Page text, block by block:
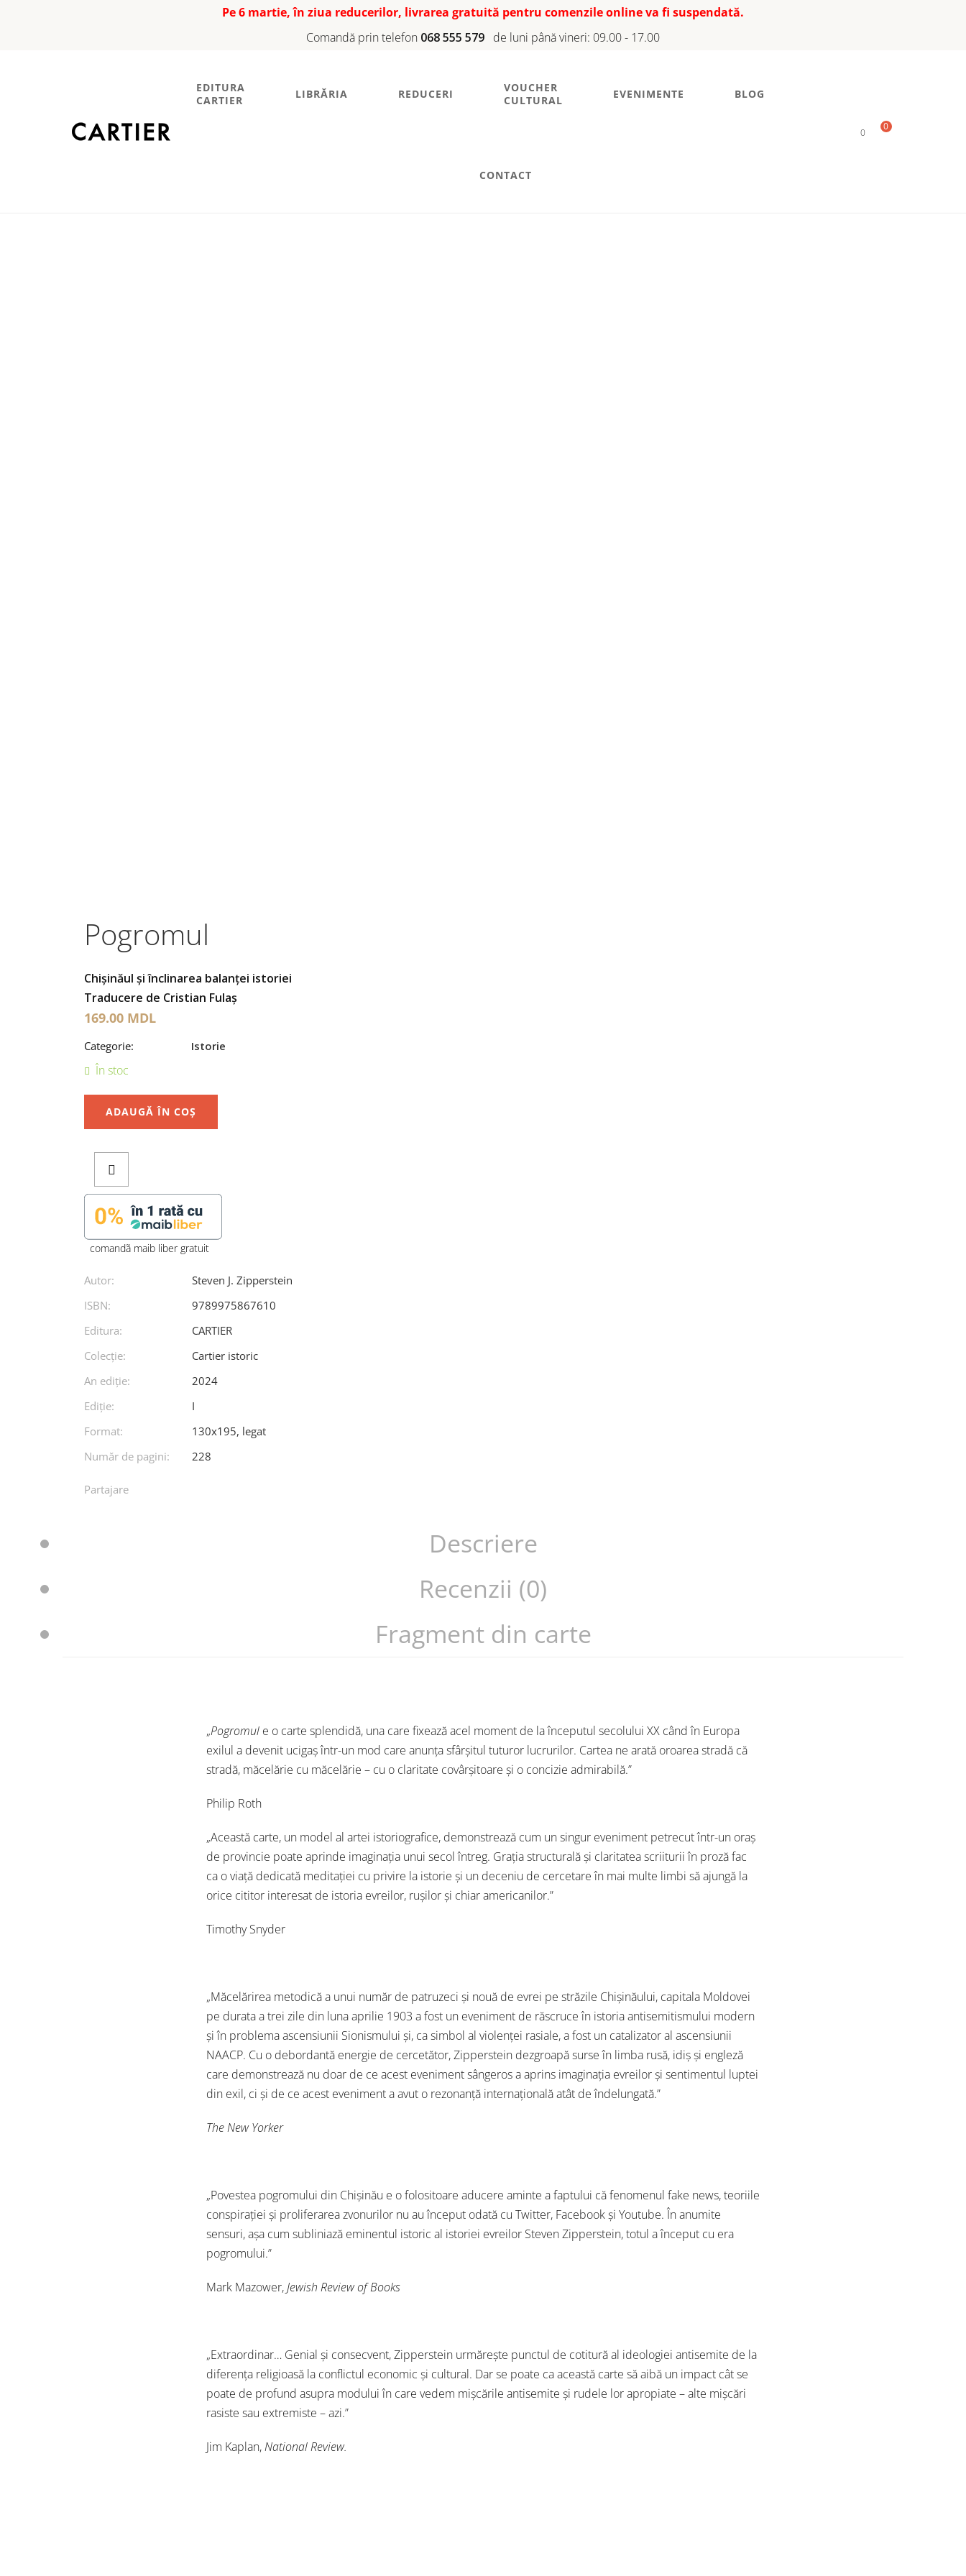
Pe 6 martie, în ziua reducerilor, livrarea gratuită pentru comenzile online va fi suspendată.
Comandă prin telefon 068 555 579 de luni până vineri: 09.00 - 17.00
EDITURA
CARTIER
LIBRĂRIA REDUCERI
VOUCHER
CULTURAL
EVENIMENTE BLOG
CONTACT
0
0
Pogromul
Chișinăul și înclinarea balanței istoriei
Traducere de Cristian Fulaș
169.00 MDL
Categorie: Istorie
În stoc
ADAUGĂ ÎN COȘ
comandã maib liber gratuit
Autor:
Steven J. Zipperstein
ISBN:
9789975867610
Editura:
CARTIER
Colecție:
Cartier istoric
An ediţie:
2024
Ediţie:
I
Format:
130x195, legat
Număr de pagini:
228
Partajare
Descriere
Recenzii (0)
Fragment din carte
„Pogromul e o carte splendidă, una care fixează acel moment de la începutul secolului XX când în Europa
exilul a devenit ucigaș într-un mod care anunța sfârșitul tuturor lucrurilor. Cartea ne arată oroarea stradă că
stradă, măcelărie cu măcelărie – cu o claritate covârșitoare și o concizie admirabilă.”
Philip Roth
„Această carte, un model al artei istoriografice, demonstrează cum un singur eveniment petrecut într-un oraș
de provincie poate aprinde imaginația unui secol întreg. Grația structurală și claritatea scriiturii în proză fac
ca o viață dedicată meditației cu privire la istorie și un deceniu de cercetare în mai multe limbi să ajungă la
orice cititor interesat de istoria evreilor, rușilor și chiar americanilor.”
Timothy Snyder
„Măcelărirea metodică a unui număr de patruzeci și nouă de evrei pe străzile Chișinăului, capitala Moldovei
pe durata a trei zile din luna aprilie 1903 a fost un eveniment de răscruce în istoria antisemitismului modern
și în problema ascensiunii Sionismului și, ca simbol al violenței rasiale, a fost un catalizator al ascensiunii
NAACP. Cu o debordantă energie de cercetător, Zipperstein dezgroapă surse în limba rusă, idiș și engleză
care demonstrează nu doar de ce acest eveniment sângeros a aprins imaginația evreilor și sentimentul luptei
din exil, ci și de ce acest eveniment a avut o rezonanță internațională atât de îndelungată.”
The New Yorker
„Povestea pogromului din Chișinău e o folositoare aducere aminte a faptului că fenomenul fake news, teoriile
conspirației și proliferarea zvonurilor nu au început odată cu Twitter, Facebook și Youtube. În anumite
sensuri, așa cum subliniază eminentul istoric al istoriei evreilor Steven Zipperstein, totul a început cu era
pogromului.”
Mark Mazower,Jewish Review of Books
„Extraordinar… Genial și consecvent, Zipperstein urmărește punctul de cotitură al ideologiei antisemite de la
diferența religioasă la conflictul economic și cultural. Dar se poate ca această carte să aibă un impact cât se
poate de profund asupra modului în care vedem mișcările antisemite și rudele lor apropiate – alte mișcări
rasiste sau extremiste – azi.”
Jim Kaplan,National Review.